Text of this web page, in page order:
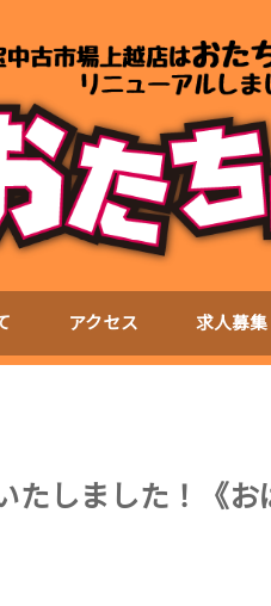
アクセス 求人募集
たしました！《